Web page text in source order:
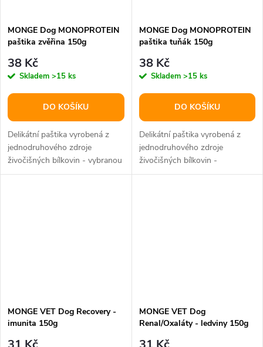
MONGE Dog MONOPROTEIN
paštika zvěřina 150g
38 Kč
Skladem >15 ks
DO KOŠÍKU
Delikátní paštika vyrobená z
jednodruhového zdroje
živočišných bílkovin - vybranou
zvěřinou nejvyšší kvality
MONGE Dog MONOPROTEIN
paštika tuňák 150g
38 Kč
Skladem >15 ks
DO KOŠÍKU
Delikátní paštika vyrobená z
jednodruhového zdroje
živočišných bílkovin -
vybraného tuňáka nejvyšší
MONGE VET Dog Recovery -
imunita 150g
MONGE VET Dog
Renal/Oxaláty - ledviny 150g